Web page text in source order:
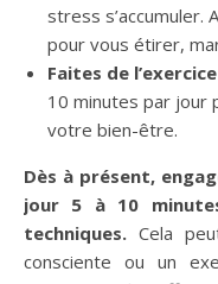
stress s’accumuler.
pour vous étirer,
Faites de
10 minutes par jour
votre bien-être.
Dès à présent,
jour 5 à 10
techniques. Cela
consciente ou un